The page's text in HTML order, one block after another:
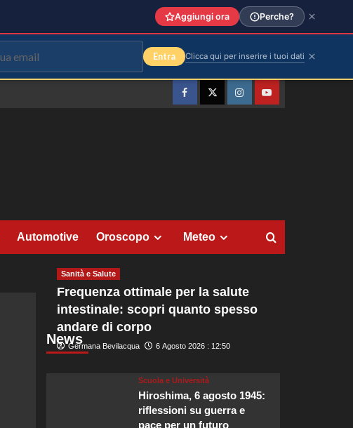
FacebookTwitterInstagramYouTube
Automotive Oroscopo Meteo
News
Sanità e Salute
Frequenza ottimale per la salute
intestinale: scopri quanto spesso
andare di corpo
Germana Bevilacqua 6 Agosto 2026 : 12:50
Scuola e Università
Hiroshima, 6 agosto 1945:
riflessioni su guerra e
pace per un futuro
Aggiungi ora Perche?
Entra Clicca qui per inserire i tuoi dati